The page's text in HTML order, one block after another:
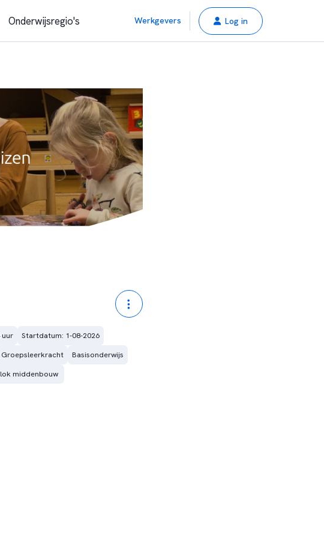
Onderwijsregio's Werkgevers Log in
uur
Startdatum: 1-08-2026
Groepsleerkracht
Basisonderwijs
middenbouw